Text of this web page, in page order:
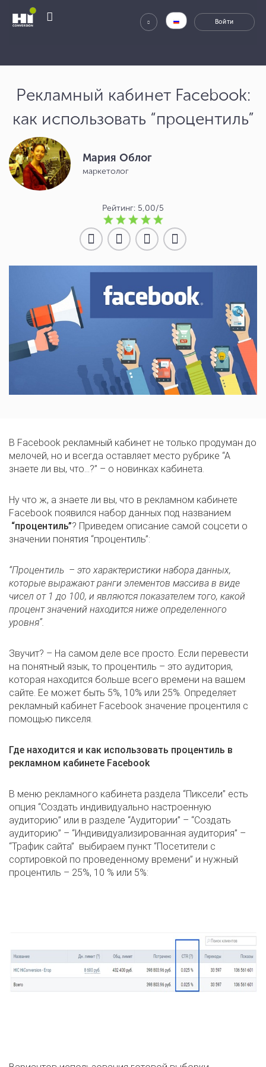
Рекламный кабинет Facebook:
как использовать “процентиль”
Мария Облог
маркетолог
Рейтинг: 5,00/5
В Facebook рекламный кабинет не только продуман до
мелочей, но и всегда оставляет место рубрике “А
знаете ли вы, что…?” – о новинках кабинета.
Ну что ж, а знаете ли вы, что в рекламном кабинете
Facebook появился набор данных под названием
“процентиль”? Приведем описание самой соцсети о
значении понятия “процентиль”:
“Процентиль – это характеристики набора данных,
которые выражают ранги элементов массива в виде
чисел от 1 до 100, и являются показателем того, какой
процент значений находится ниже определенного
уровня”.
Звучит? – На самом деле все просто. Если перевести
на понятный язык, то процентиль – это аудитория,
которая находится больше всего времени на вашем
сайте. Ее может быть 5%, 10% или 25%. Определяет
рекламный кабинет Facebook значение процентиля с
помощью пикселя.
Где находится и как использовать процентиль в
рекламном кабинете Facebook
В меню рекламного кабинета раздела “Пиксели” есть
опция “Создать индивидуально настроенную
аудиторию” или в разделе “Аудитории” – “Создать
аудиторию” – “Индивидуализированная аудитория” –
“Трафик сайта” выбираем пункт “Посетители с
сортировкой по проведенному времени” и нужный
процентиль – 25%, 10 % или 5%: